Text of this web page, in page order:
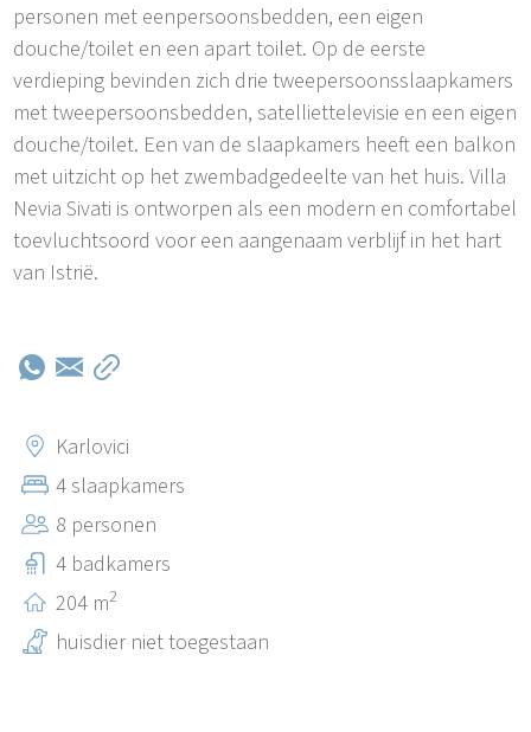
personen met eenpersoonsbedden, een eigen
douche/toilet en een apart toilet. Op de eerste
verdieping bevinden zich drie tweepersoonsslaapkamers
met tweepersoonsbedden, satelliettelevisie en een eigen
douche/toilet. Een van de slaapkamers heeft een balkon
met uitzicht op het zwembadgedeelte van het huis. Villa
Nevia Sivati is ontworpen als een modern en comfortabel
toevluchtsoord voor een aangenaam verblijf in het hart
van Istrië.
Karlovici
4 slaapkamers
8 personen
4 badkamers
204 m2
huisdier niet toegestaan